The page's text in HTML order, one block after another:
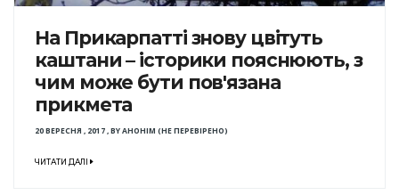
На Прикарпатті знову цвітуть
каштани – історики пояснюють, з
чим може бути пов'язана
прикмета
20 ВЕРЕСНЯ , 2017,BYАНОНІМ (НЕ ПЕРЕВІРЕНО)
ЧИТАТИ ДАЛІ